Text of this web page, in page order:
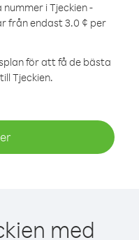
nummer i Tjeckien -
från endast 3.0 ¢ per
för att få de bästa
Tjeckien.
med